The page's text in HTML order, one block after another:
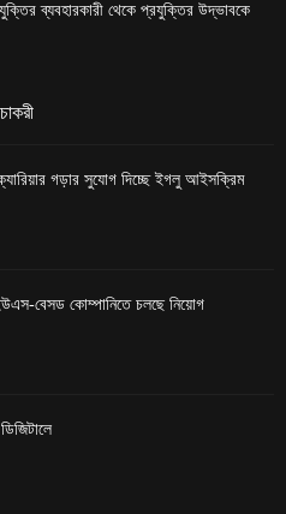
ব্যবহারকারী থেকে প্রযুক্তির উদ্ভাবকে
চাকরী
ক্যারিয়ার গড়ার সুযোগ দিচ্ছে ইগলু আইসক্রিম
বেসড কোম্পানিতে চলছে নিয়োগ